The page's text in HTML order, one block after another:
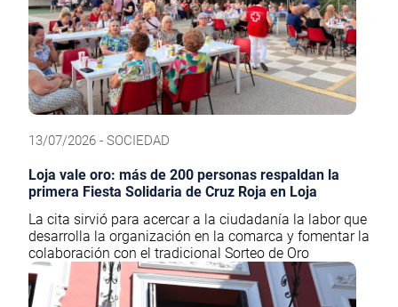
13/07/2026 - SOCIEDAD
Loja vale oro: más de 200 personas respaldan la
primera Fiesta Solidaria de Cruz Roja en Loja
La cita sirvió para acercar a la ciudadanía la labor que
desarrolla la organización en la comarca y fomentar la
colaboración con el tradicional Sorteo de Oro